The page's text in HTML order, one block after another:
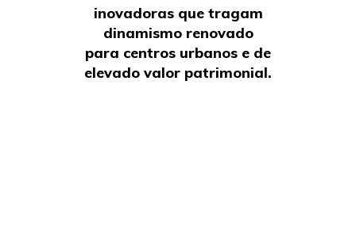
inovadoras que tragam
dinamismo renovado
para centros urbanos e de
elevado valor patrimonial.